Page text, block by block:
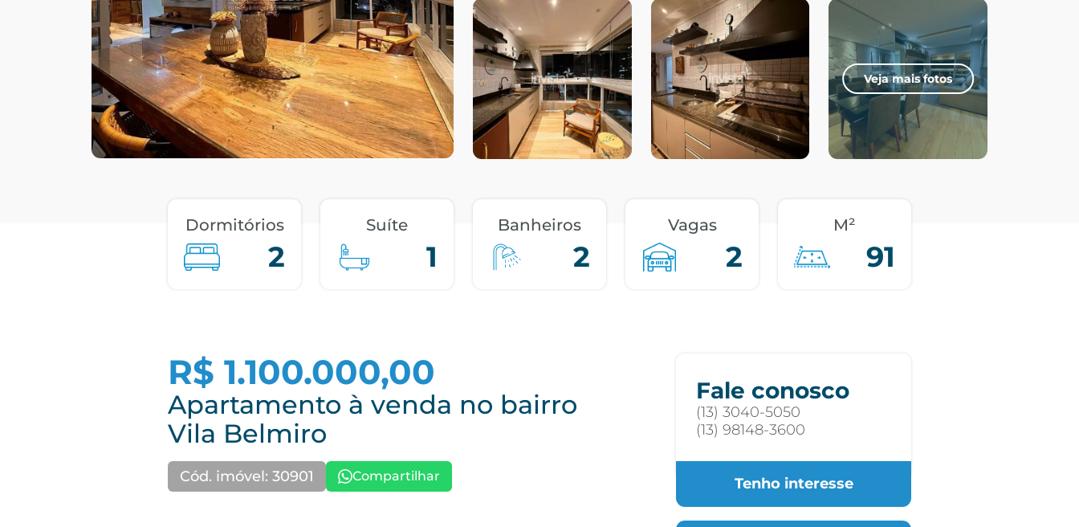
Veja mais fotos
Dormitórios
2
Suíte
1
Banheiros
2
Vagas
2
M²
91
R$ 1.100.000,00
Apartamento à venda no bairro
Vila Belmiro
Cód. imóvel: 30901 Compartilhar
Fale conosco
(13) 3040-5050
(13) 98148-3600
Tenho interesse